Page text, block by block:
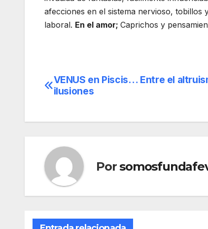
afecciones en el sistema nervioso, tobillos
laboral. En el amor; Caprichos y
Navegación
entradas
VENUS en Piscis… Entre el
ilusiones
Por